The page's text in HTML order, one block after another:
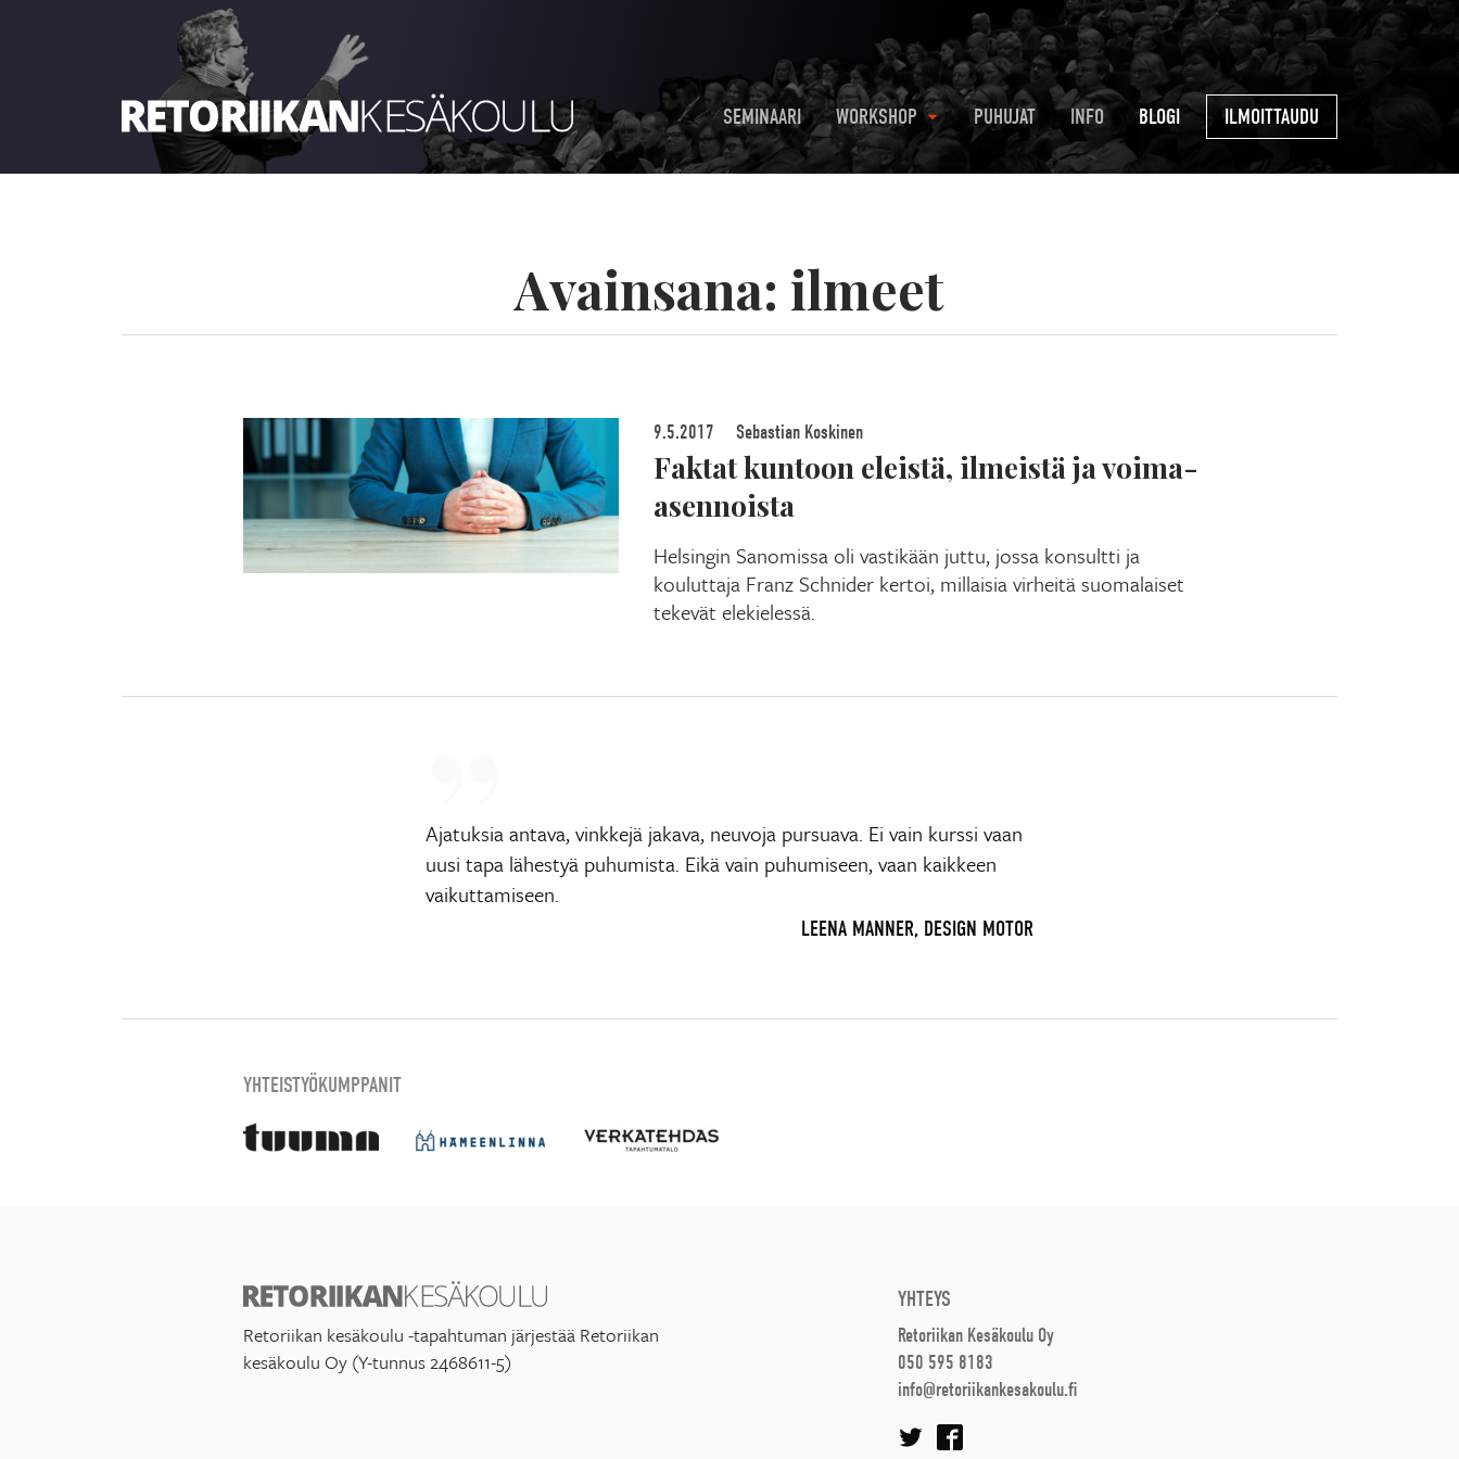
SEMINAARI WORKSHOP PUHUJAT INFO BLOGI ILMOITTAUDU
Avainsana: ilmeet
9.5.2017 Sebastian Koskinen
Faktat kuntoon eleistä, ilmeistä ja voima-
asennoista
Helsingin Sanomissa oli vastikään juttu, jossa konsultti ja
kouluttaja Franz Schnider kertoi, millaisia virheitä suomalaiset
tekevät elekielessä.
Ajatuksia antava, vinkkejä jakava, neuvoja pursuava. Ei vain kurssi vaan
uusi tapa lähestyä puhumista. Eikä vain puhumiseen, vaan kaikkeen
vaikuttamiseen.
LEENA MANNER, DESIGN MOTOR
YHTEISTYÖKUMPPANIT
Retoriikan kesäkoulu -tapahtuman järjestää Retoriikan
kesäkoulu Oy (Y-tunnus 2468611-5)
YHTEYS
Retoriikan Kesäkoulu Oy
050 595 8183
info@retoriikankesakoulu.fi